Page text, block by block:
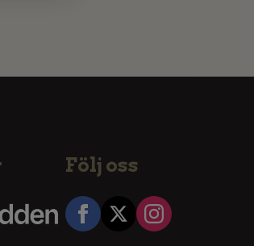
Följ oss